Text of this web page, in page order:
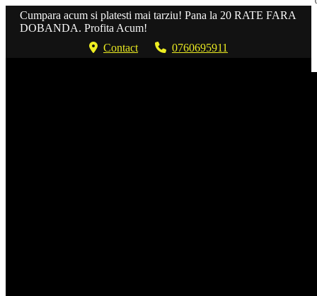
Cumpara acum si platesti mai tarziu! Pana la 20 RATE FARA
DOBANDA. Profita Acum!
Contact
0760695911